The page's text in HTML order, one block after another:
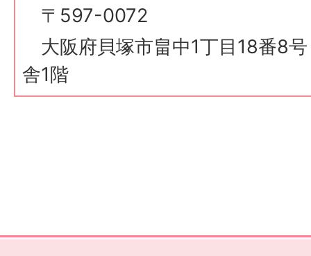
〒597-0072
大阪府貝塚市畠中1丁目18番8
舎1階